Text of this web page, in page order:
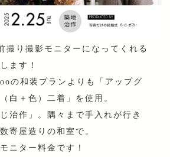
撮り撮影モニターになってくれる
ます！
の和装プランよりも「アップグ
白＋色）二着」を使用。
治作」。隅々まで手入れが行き
寄屋造りの和室で。
ニター料金です！